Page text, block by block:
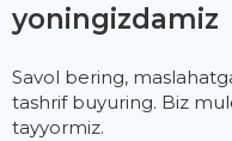
yoningizdamiz
Savol bering,
tashrif buyuring. Biz
tayyormiz.